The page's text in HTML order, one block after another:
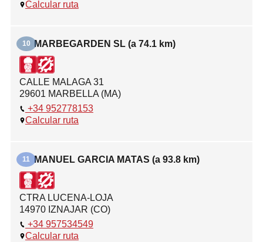
Calcular ruta
10 MARBEGARDEN SL (a 74.1 km)
CALLE MALAGA 31
29601 MARBELLA (MA)
+34 952778153
Calcular ruta
11 MANUEL GARCIA MATAS (a 93.8 km)
CTRA LUCENA-LOJA
14970 IZNAJAR (CO)
+34 957534549
Calcular ruta